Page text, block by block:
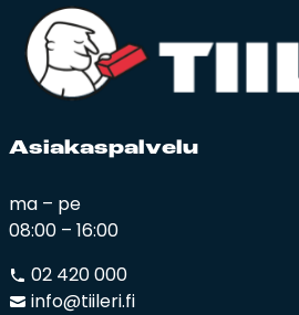
Asia­kas­pal­ve­lu
ma – pe
08:00 – 16:00
02 420 000
info@tiileri.fi